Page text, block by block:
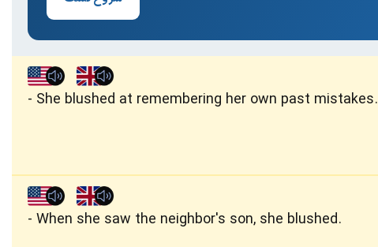
She blushed at remembering her own past mistakes.
When she saw the neighbor's son, she blushed.